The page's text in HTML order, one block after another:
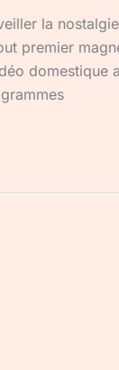
la
premier
domestique